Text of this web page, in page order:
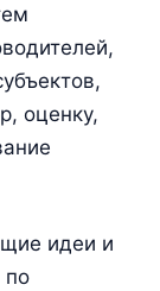
оценку,
идеи и
по